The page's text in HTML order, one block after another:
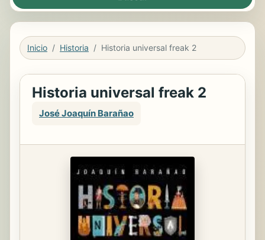
Inicio Historia Historia universal freak 2
Historia universal freak 2
José Joaquín Barañao